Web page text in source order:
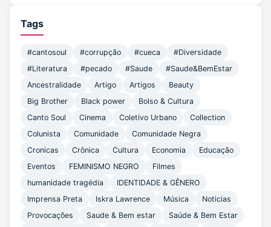
Tags
#cantosoul #corrupção #cueca
#Diversidade
#Literatura
#pecado #Saude
#Saude&BemEstar
Ancestralidade
Artigo Artigos
Beauty
Big Brother
Black power
Bolso & Cultura
Canto Soul
Cinema Coletivo Urbano
Collection
Colunista
Comunidade
Comunidade Negra
Cronicas
Crônica Cultura Economia
Educação
Eventos
FEMINISMO NEGRO
Filmes
humanidade tragédia
IDENTIDADE & GÊNERO
Imprensa Preta
Iskra Lawrence Música
Noticias
Provocações
Saude & Bem estar
Saúde & Bem Estar